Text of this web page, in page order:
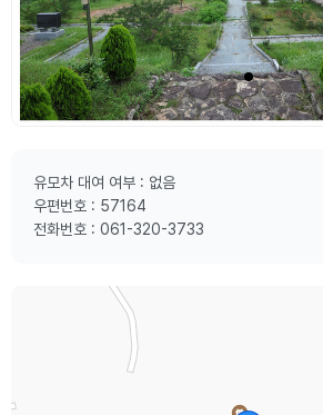
유모차 대여 여부 : 없음
우편번호 : 57164
전화번호 : 061-320-3733